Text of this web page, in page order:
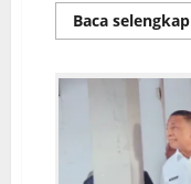
Baca